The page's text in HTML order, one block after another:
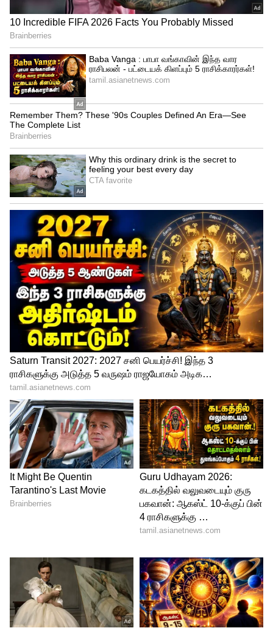
கூட்டம் இருந்த நிலையில், இத்தொடரில்
குணசேகரன் என்கிற கதாபாத்திரத்தில்
நடித்து வந்த மாரிமுத்து வில்லனாக
நடித்திருந்தாலும், இவரின் நடிப்பு மற்றும்
டயலாக் பல மீம்ஸ் கிரியேட்டர்களுக்கு
கண்டெண்டாக அமைந்தது.
4
6
Ethirneechal Serial Actor Marimuthu Death
இவர் திடீரென மாரடைப்பு காரணமாக
உயிரிழந்த நிலையில், புதிய
குணசேகரனாக எழுத்தாளர் மற்றும் நடிகர்
நடிப்பை ஏற்றுக் கொண்டாலும், TRP ரேட்டிங்
தடுமாற்றங்களை சந்தித்தது.
கதைக்களம் சுவாரசியம் இல்லாமல் நகர்ந்த